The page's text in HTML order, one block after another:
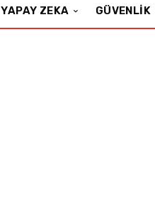
YAPAY ZEKA GÜVENLIK